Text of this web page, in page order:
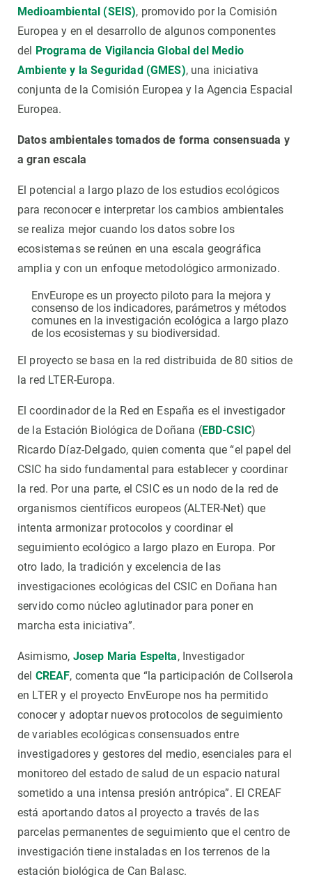
Medioambiental (SEIS), promovido por la Comisión
Europea y en el desarrollo de algunos componentes
del
Programa de Vigilancia Global del Medio
Ambiente y la Seguridad (GMES), una iniciativa
conjunta de la Comisión Europea y la Agencia Espacial
Europea.
Datos ambientales tomados de forma consensuada y
a gran escala
El potencial a largo plazo de los estudios ecológicos
para reconocer e interpretar los cambios ambientales
se realiza mejor cuando los datos sobre los
ecosistemas se reúnen en una escala geográfica
amplia y con un enfoque metodológico armonizado.
EnvEurope es un proyecto piloto para la mejora y
consenso de los indicadores, parámetros y métodos
comunes en la investigación ecológica a largo plazo
de los ecosistemas y su biodiversidad.
El proyecto se basa en la red distribuida de 80 sitios de
la red LTER-Europa.
El coordinador de la Red en España es el investigador
de la Estación Biológica de Doñana (EBD-CSIC)
Ricardo Díaz-Delgado, quien comenta que “el papel del
CSIC ha sido fundamental para establecer y coordinar
la red. Por una parte, el CSIC es un nodo de la red de
organismos científicos europeos (ALTER-Net) que
intenta armonizar protocolos y coordinar el
seguimiento ecológico a largo plazo en Europa. Por
otro lado, la tradición y excelencia de las
investigaciones ecológicas del CSIC en Doñana han
servido como núcleo aglutinador para poner en
marcha esta iniciativa”.
Asimismo, Josep Maria Espelta, Investigador
del CREAF, comenta que “la participación de Collserola
en LTER y el proyecto EnvEurope nos ha permitido
conocer y adoptar nuevos protocolos de seguimiento
de variables ecológicas consensuados entre
investigadores y gestores del medio, esenciales para el
monitoreo del estado de salud de un espacio natural
sometido a una intensa presión antrópica”. El CREAF
está aportando datos al proyecto a través de las
parcelas permanentes de seguimiento que el centro de
investigación tiene instaladas en los terrenos de la
estación biológica de Can Balasc.